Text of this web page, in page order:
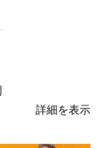
詳細を表示